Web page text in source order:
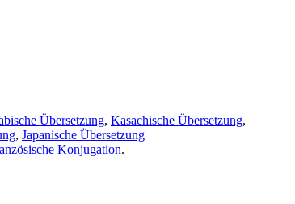
Übersetzung, Kasachische Übersetzung,
, Japanische Übersetzung
Konjugation.